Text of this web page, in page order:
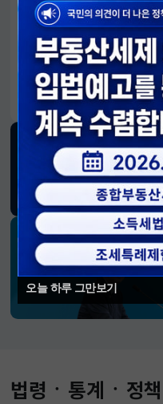
오늘 하루 그만보기
알림판
국민이 만든 대전환의 길-회
재정
블로그페
소통하는 경
법령ㆍ통계ㆍ정